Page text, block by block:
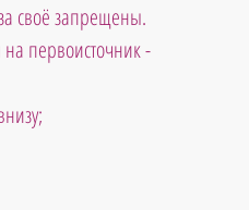
своё запрещены.
первоисточник -